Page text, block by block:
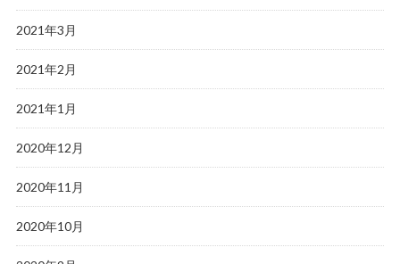
2021年3月
2021年2月
2021年1月
2020年12月
2020年11月
2020年10月